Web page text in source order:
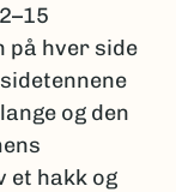
på hver side
og den
et hakk og